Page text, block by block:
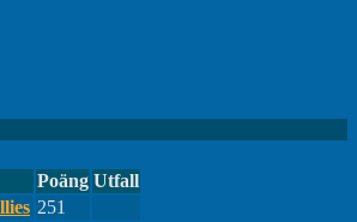
Poäng Utfall
251